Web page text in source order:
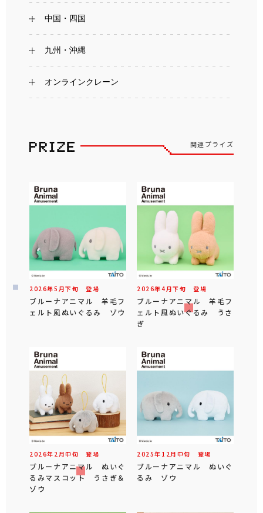
中国・四国
九州・沖縄
オンラインクレーン
関連プライズ
2026年5 月下旬 登場
ブルーナアニマル 羊毛フ
ェルト風ぬいぐるみ ゾウ
2026年4 月下旬 登場
ブルーナアニマル 羊毛フ
ェルト風ぬいぐるみ うさ
ぎ
2026年 2 月中旬 登場
ブルーナアニマル ぬいぐ
るみマスコット うさぎ＆
ゾウ
2025年 12 月 中旬 登場
ブルーナアニマル ぬいぐ
るみ ゾウ